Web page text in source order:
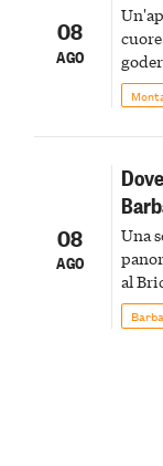
08
AGO
08
AGO
Una
al